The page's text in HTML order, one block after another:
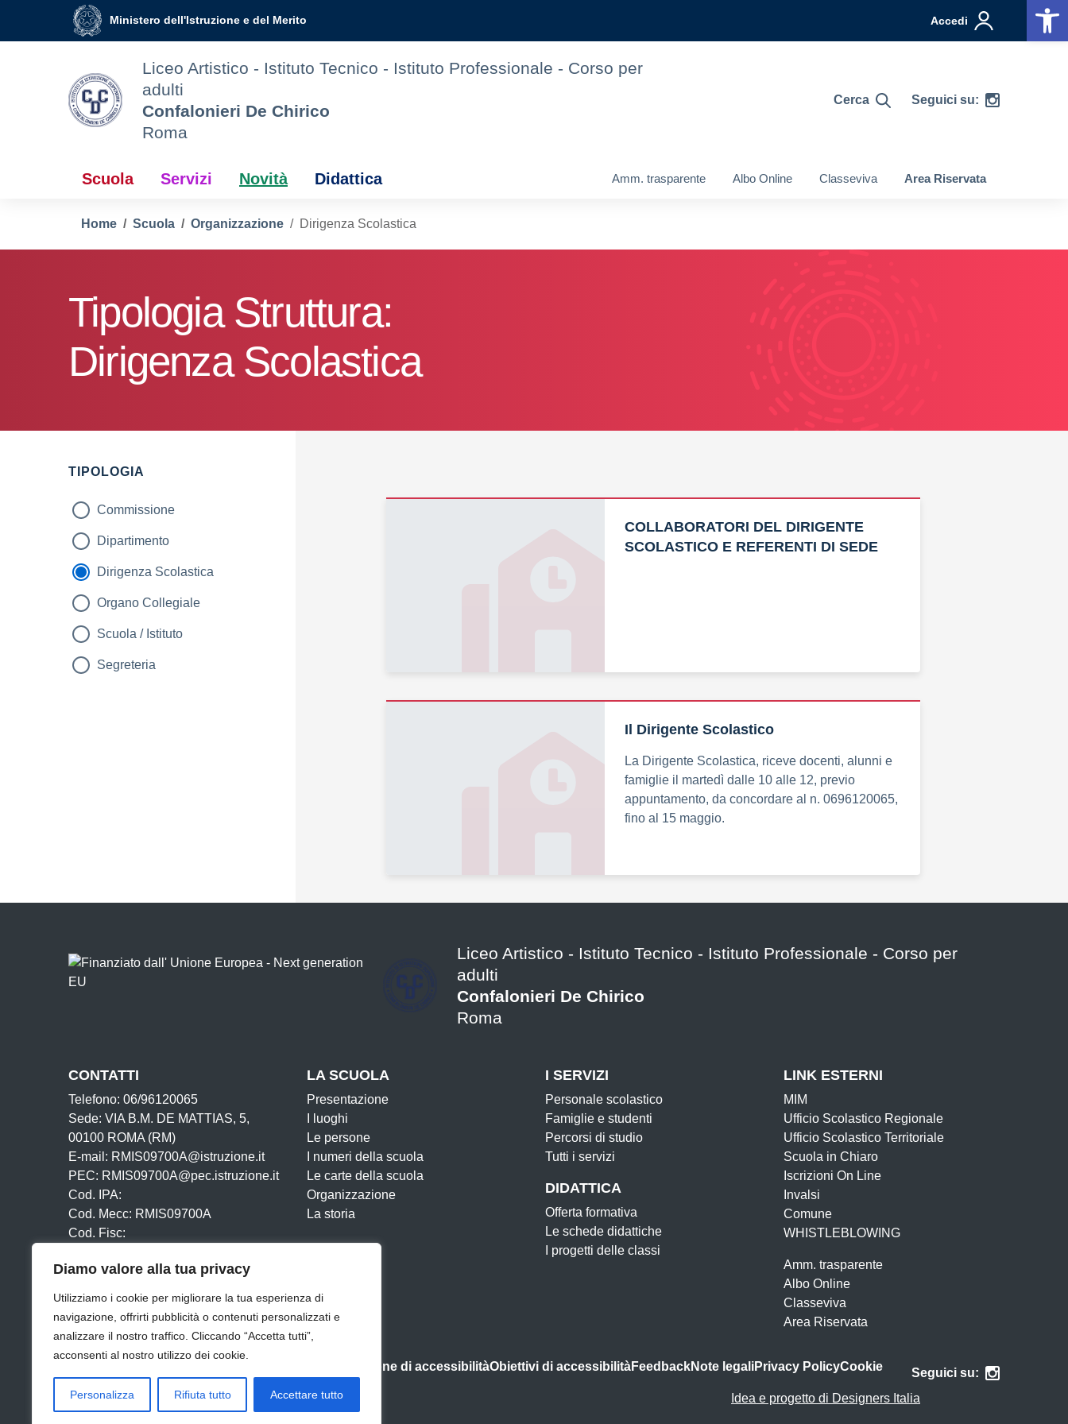
Diamo valore alla tua privacy
Utilizziamo i cookie per migliorare la tua esperienza di
navigazione, offrirti pubblicità o contenuti personalizzati e
analizzare il nostro traffico. Cliccando “Accetta tutti”,
acconsenti al nostro utilizzo dei cookie.
Personalizza Rifiuta tutto Accettare tutto
Vai ai contenuti
Vai al menu di navigazione
Ministero dell'Istruzione e del Merito Accedi
Liceo Artistico - Istituto Tecnico - Istituto Professionale - Corso per
adulti
Confalonieri De Chirico
Roma
Cerca Seguici su:
Scuola Servizi Novità Didattica Amm. trasparente Albo Online Classeviva Area Riservata
Home Scuola Organizzazione Dirigenza Scolastica
Tipologia Struttura:
Dirigenza Scolastica
TIPOLOGIA
Commissione
Dipartimento
Dirigenza Scolastica
Organo Collegiale
Scuola / Istituto
Segreteria
COLLABORATORI DEL DIRIGENTE
SCOLASTICO E REFERENTI DI SEDE
Il Dirigente Scolastico
La Dirigente Scolastica, riceve docenti, alunni e
famiglie il martedì dalle 10 alle 12, previo
appuntamento, da concordare al n. 0696120065,
fino al 15 maggio.
Liceo Artistico - Istituto Tecnico - Istituto Professionale - Corso per
adulti
Confalonieri De Chirico
Roma
CONTATTI
Telefono: 06/96120065
Sede: VIA B.M. DE MATTIAS, 5,
00100 ROMA (RM)
E-mail: RMIS09700A@istruzione.it
PEC: RMIS09700A@pec.istruzione.it
Cod. IPA:
Cod. Mecc: RMIS09700A
Cod. Fisc:
LA SCUOLA
Presentazione
I luoghi
Le persone
I numeri della scuola
Le carte della scuola
Organizzazione
La storia
I SERVIZI
Personale scolastico
Famiglie e studenti
Percorsi di studio
Tutti i servizi
DIDATTICA
Offerta formativa
Le schede didattiche
I progetti delle classi
LINK ESTERNI
MIM
Ufficio Scolastico Regionale
Ufficio Scolastico Territoriale
Scuola in Chiaro
Iscrizioni On Line
Invalsi
Comune
WHISTLEBLOWING
Amm. trasparente
Albo Online
Classeviva
Area Riservata
Dichiarazione di accessibilitàObiettivi di accessibilitàFeedbackNote legaliPrivacy PolicyCookie
Seguici su:
Idea e progetto di Designers Italia